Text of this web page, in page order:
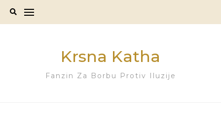
Krsna Katha
Fanzin Za Borbu Protiv Iluzije